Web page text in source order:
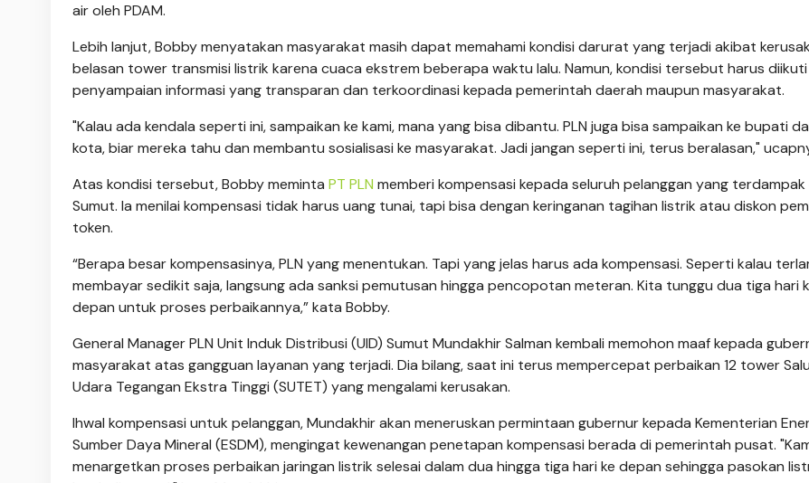
air oleh PDAM.
Lebih lanjut, Bobby menyatakan masyarakat masih dapat memahami kondisi darurat yang terjadi akibat
belasan tower transmisi listrik karena cuaca ekstrem beberapa waktu lalu. Namun, kondisi tersebut harus
penyampaian informasi yang transparan dan terkoordinasi kepada pemerintah daerah maupun masyarakat.
"Kalau ada kendala seperti ini, sampaikan ke kami, mana yang bisa dibantu. PLN juga bisa sampaikan ke bupati
kota, biar mereka tahu dan membantu sosialisasi ke masyarakat. Jadi jangan seperti ini, terus beralasan,"
Atas kondisi tersebut, Bobby meminta PT PLN memberi kompensasi kepada seluruh pelanggan yang terdampak
Sumut. Ia menilai kompensasi tidak harus uang tunai, tapi bisa dengan keringanan tagihan listrik atau diskon
token.
“Berapa besar kompensasinya, PLN yang menentukan. Tapi yang jelas harus ada kompensasi. Seperti kalau
membayar sedikit saja, langsung ada sanksi pemutusan hingga pencopotan meteran. Kita tunggu dua tiga hari
depan untuk proses perbaikannya,” kata Bobby.
General Manager PLN Unit Induk Distribusi (UID) Sumut Mundakhir Salman kembali memohon maaf kepada
masyarakat atas gangguan layanan yang terjadi. Dia bilang, saat ini terus mempercepat perbaikan 12 tower
Udara Tegangan Ekstra Tinggi (SUTET) yang mengalami kerusakan.
Ihwal kompensasi untuk pelanggan, Mundakhir akan meneruskan permintaan gubernur kepada Kementerian
Sumber Daya Mineral (ESDM), mengingat kewenangan penetapan kompensasi berada di pemerintah pusat.
menargetkan proses perbaikan jaringan listrik selesai dalam dua hingga tiga hari ke depan sehingga pasokan